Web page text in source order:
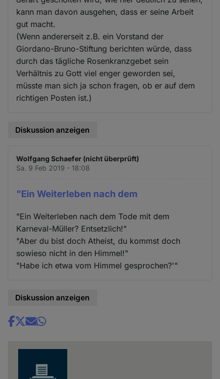
kann man davon ausgehen, dass er seine Arbeit
gut macht.
(Wenn andererseit z.B. ein Vorstand der
Giordano-Bruno-Stiftung berichten würde, dass
durch das tägliche Rosenkranzgebet sein
Verhältnis zu Gott viel enger geworden sei,
müsste man sich ja schon fragen, ob er auf dem
richtigen Posten ist.)
Diskussion anzeigen
Wolfgang Schaefer (nicht überprüft)
Sa. 9 Feb 2019 - 18:08
"Ein Weiterleben nach dem
"Ein Weiterleben nach dem Tode mit dem
Karneval-Müller? Entsetzlich!"
"Aber du bist doch Atheist, du kommst doch
sowieso nicht in den Himmel!"
"Habe ich etwa vom Himmel gesprochen?'"
Diskussion anzeigen
Share